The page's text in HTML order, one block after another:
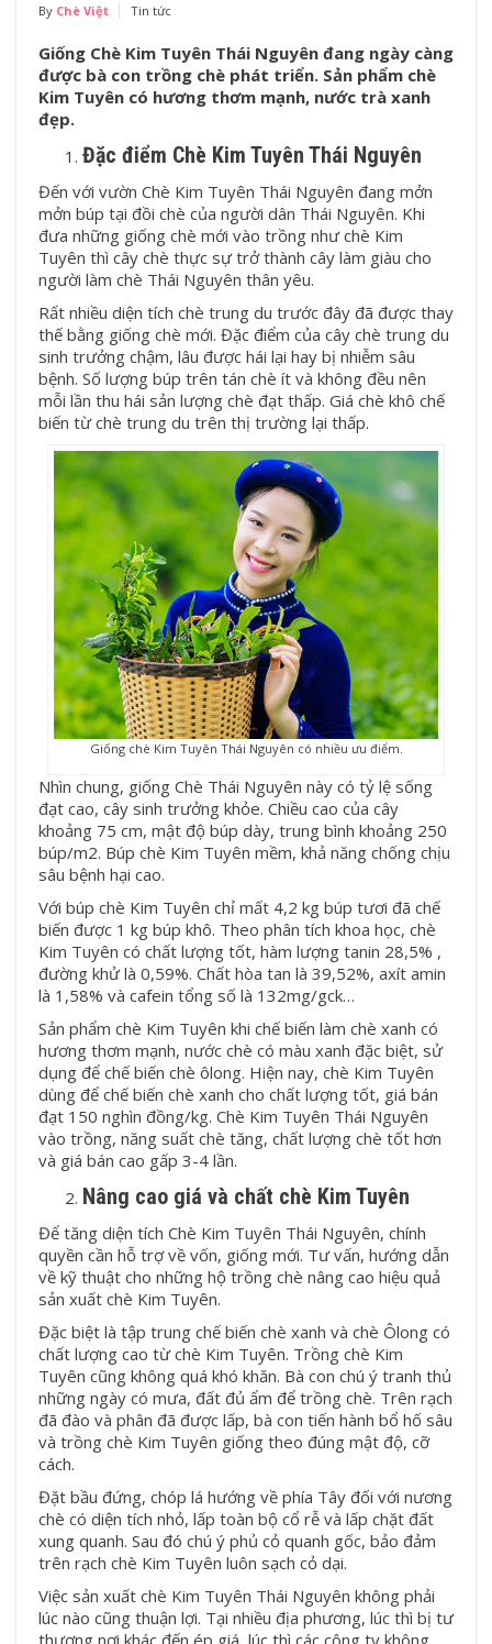
By Chè Việt Tin tức
Giống Chè Kim Tuyên Thái Nguyên đang ngày càng
được bà con trồng chè phát triển. Sản phẩm chè
Kim Tuyên có hương thơm mạnh, nước trà xanh
đẹp.
Đặc điểm Chè Kim Tuyên Thái Nguyên
Đến với vườn Chè Kim Tuyên Thái Nguyên đang mởn
mởn búp tại đồi chè của người dân Thái Nguyên. Khi
đưa những giống chè mới vào trồng như chè Kim
Tuyên thì cây chè thực sự trở thành cây làm giàu cho
người làm chè Thái Nguyên thân yêu.
Rất nhiều diện tích chè trung du trước đây đã được thay
thế bằng giống chè mới. Đặc điểm của cây chè trung du
sinh trưởng chậm, lâu được hái lại hay bị nhiễm sâu
bệnh. Số lượng búp trên tán chè ít và không đều nên
mỗi lần thu hái sản lượng chè đạt thấp. Giá chè khô chế
biến từ chè trung du trên thị trường lại thấp.
Giống chè Kim Tuyên Thái Nguyên có nhiều ưu điểm.
Nhìn chung, giống Chè Thái Nguyên này có tỷ lệ sống
đạt cao, cây sinh trưởng khỏe. Chiều cao của cây
khoảng 75 cm, mật độ búp dày, trung bình khoảng 250
búp/m2. Búp chè Kim Tuyên mềm, khả năng chống chịu
sâu bệnh hại cao.
Với búp chè Kim Tuyên chỉ mất 4,2 kg búp tươi đã chế
biến được 1 kg búp khô. Theo phân tích khoa học, chè
Kim Tuyên có chất lượng tốt, hàm lượng tanin 28,5% ,
đường khử là 0,59%. Chất hòa tan là 39,52%, axít amin
là 1,58% và cafein tổng số là 132mg/gck…
Sản phẩm chè Kim Tuyên khi chế biến làm chè xanh có
hương thơm mạnh, nước chè có màu xanh đặc biệt, sử
dụng để chế biến chè ôlong. Hiện nay, chè Kim Tuyên
dùng để chế biến chè xanh cho chất lượng tốt, giá bán
đạt 150 nghìn đồng/kg. Chè Kim Tuyên Thái Nguyên
vào trồng, năng suất chè tăng, chất lượng chè tốt hơn
và giá bán cao gấp 3-4 lần.
Nâng cao giá và chất chè Kim Tuyên
Để tăng diện tích Chè Kim Tuyên Thái Nguyên, chính
quyền cần hỗ trợ về vốn, giống mới. Tư vấn, hướng dẫn
về kỹ thuật cho những hộ trồng chè nâng cao hiệu quả
sản xuất chè Kim Tuyên.
Đặc biệt là tập trung chế biến chè xanh và chè Ôlong có
chất lượng cao từ chè Kim Tuyên. Trồng chè Kim
Tuyên cũng không quá khó khăn. Bà con chú ý tranh thủ
những ngày có mưa, đất đủ ẩm để trồng chè. Trên rạch
đã đào và phân đã được lấp, bà con tiến hành bổ hố sâu
và trồng chè Kim Tuyên giống theo đúng mật độ, cỡ
cách.
Đặt bầu đứng, chóp lá hướng về phía Tây đối với nương
chè có diện tích nhỏ, lấp toàn bộ cổ rễ và lấp chặt đất
xung quanh. Sau đó chú ý phủ cỏ quanh gốc, bảo đảm
trên rạch chè Kim Tuyên luôn sạch cỏ dại.
Việc sản xuất chè Kim Tuyên Thái Nguyên không phải
lúc nào cũng thuận lợi. Tại nhiều địa phương, lúc thì bị tư